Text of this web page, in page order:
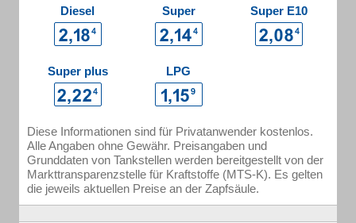
Diesel Super Super E10
Super plus LPG
Diese Informationen sind für Privatanwender kostenlos.
Alle Angaben ohne Gewähr. Preisangaben und
Grunddaten von Tankstellen werden bereitgestellt von der
Markttransparenzstelle für Kraftstoffe (MTS-K). Es gelten
die jeweils aktuellen Preise an der Zapfsäule.